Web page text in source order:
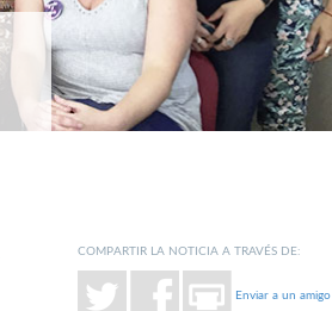
COMPARTIR LA NOTICIA A TRAVÉS DE:
Enviar a un amigo